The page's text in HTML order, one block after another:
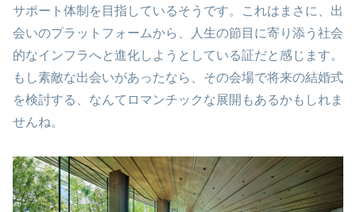
サポート体制を目指しているそうです。これはまさに、出
会いのプラットフォームから、人生の節目に寄り添う社会
的なインフラへと進化しようとしている証だと感じます。
もし素敵な出会いがあったなら、その会場で将来の結婚式
を検討する、なんてロマンチックな展開もあるかもしれま
せんね。